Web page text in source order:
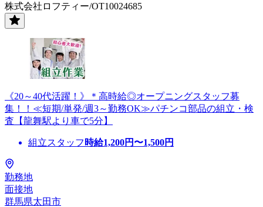
株式会社ロフティー/OT10024685
《20～40代活躍！》＊高時給◎オープニングスタッフ募
集！！≪短期/単発/週3～勤務OK≫パチンコ部品の組立・検
査【龍舞駅より車で5分】
組立スタッフ 時給1,200円〜1,500円
勤務地
面接地
群馬県太田市